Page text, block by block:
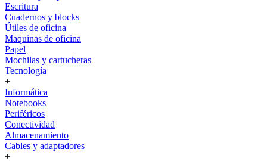
Escritura
Cuadernos y blocks
Útiles de oficina
Maquinas de oficina
Papel
Mochilas y cartucheras
Tecnología
+
Informática
Notebooks
Periféricos
Conectividad
Almacenamiento
Cables y adaptadores
+